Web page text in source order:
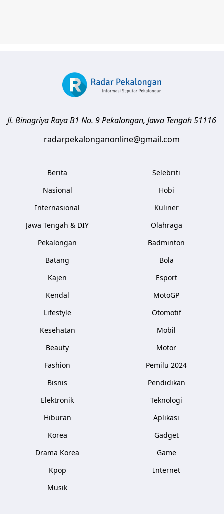
Jl. Binagriya Raya B1 No. 9Pekalongan, Jawa Tengah51116
radarpekalonganonline@gmail.com
Berita
Nasional
Internasional
Jawa Tengah & DIY
Pekalongan
Batang
Kajen
Kendal
Lifestyle
Kesehatan
Beauty
Fashion
Bisnis
Elektronik
Hiburan
Korea
Drama Korea
Kpop
Musik
Selebriti
Hobi
Kuliner
Olahraga
Badminton
Bola
Esport
MotoGP
Otomotif
Mobil
Motor
Pemilu 2024
Pendidikan
Teknologi
Aplikasi
Gadget
Game
Internet